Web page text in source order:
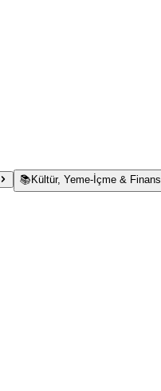
📚 Kültür, Yeme-İçme & Finans